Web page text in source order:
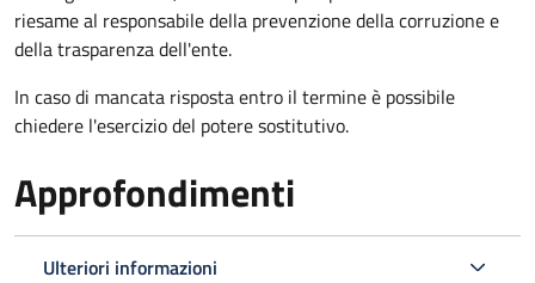
riesame al responsabile della prevenzione della corruzione e
della trasparenza dell'ente.
In caso di mancata risposta entro il termine è possibile
chiedere l'esercizio del potere sostitutivo.
Approfondimenti
Ulteriori informazioni